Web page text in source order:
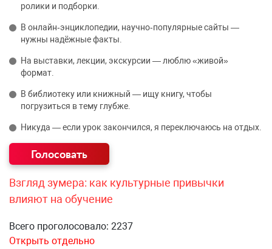
ролики и подборки.
В онлайн‑энциклопедии, научно‑популярные сайты —
нужны надёжные факты.
На выставки, лекции, экскурсии — люблю «живой»
формат.
В библиотеку или книжный — ищу книгу, чтобы
погрузиться в тему глубже.
Никуда — если урок закончился, я переключаюсь на отдых.
Взгляд зумера: как культурные привычки
влияют на обучение
Всего проголосовало: 2237
Открыть отдельно